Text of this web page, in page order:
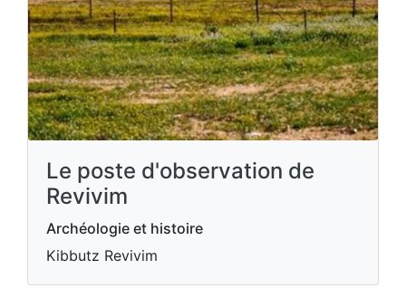
Le poste d'observation de
Revivim
Archéologie et histoire
Kibbutz Revivim